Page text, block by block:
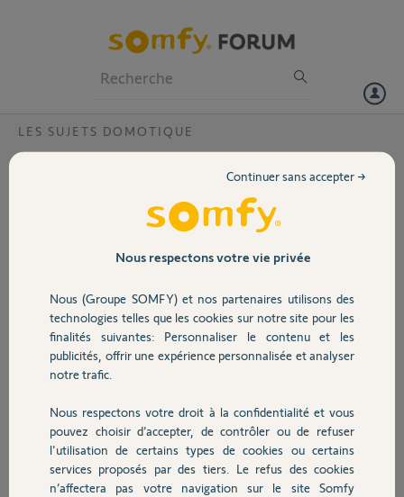
Volet
Sécurité
Domotique
Chauffage
Autres produits
LES SUJETS DOMOTIQUE
Demande pour Tahoma v2 vers Switch?
N’arrivant pas à appairer 3 volets velux manuellement
Est-il possible de les transférer de mon installation maison initiale
tahoma v2 (1213-9207-1735) vers maison tahoma Switch (2324-
Enfin souhaite réinitialiser ma tahoma v2
Merci pour votre aide
Cordialement
Participer au fil de discussion
Nous respectons votre vie privée
Nous (Groupe SOMFY) et nos partenaires utilisons des
technologies telles que les cookies sur notre site pour les
finalités suivantes: Personnaliser le contenu et les
publicités, offrir une expérience personnalisée et analyser
notre trafic.
Nous respectons votre droit à la confidentialité et vous
pouvez choisir d’accepter, de contrôler ou de refuser
l'utilisation de certains types de cookies ou certains
services proposés par des tiers. Le refus des cookies
n’affectera pas votre navigation sur le site Somfy
Continuer sans accepter →